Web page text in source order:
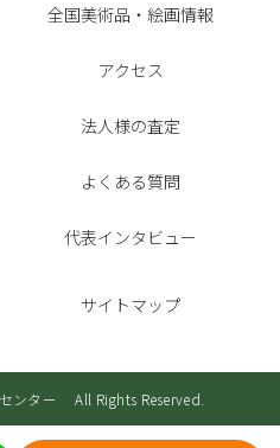
全国美術品・絵画情報
アクセス
法人様の査定
よくある質問
代表インタビュー
サイトマップ
ンター All Rights Reserved.